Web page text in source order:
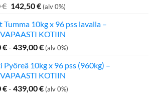
€ Alkuperäinen
oli:
199,00 €.
142,50€Nykyinen
on:
142,50 €.
(alv 0%)
Tumma 10kg x 96 pss lavalla –
KOTIIN
€- 439,00€ (alv 0%)
Pyöreä 10kg x 96 pss (960kg) –
KOTIIN
€- 439,00€ (alv 0%)